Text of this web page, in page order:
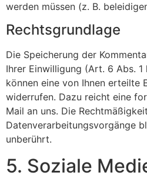
werden müssen (z. B.
Rechtsgrundlage
Die Speicherung der
Ihrer Einwilligung (Art. 6 Abs. 1
können eine von Ihnen erteilte
widerrufen. Dazu reicht eine
Mail an uns. Die
Datenverarbeitungsvorgänge
unberührt.
5. Soziale